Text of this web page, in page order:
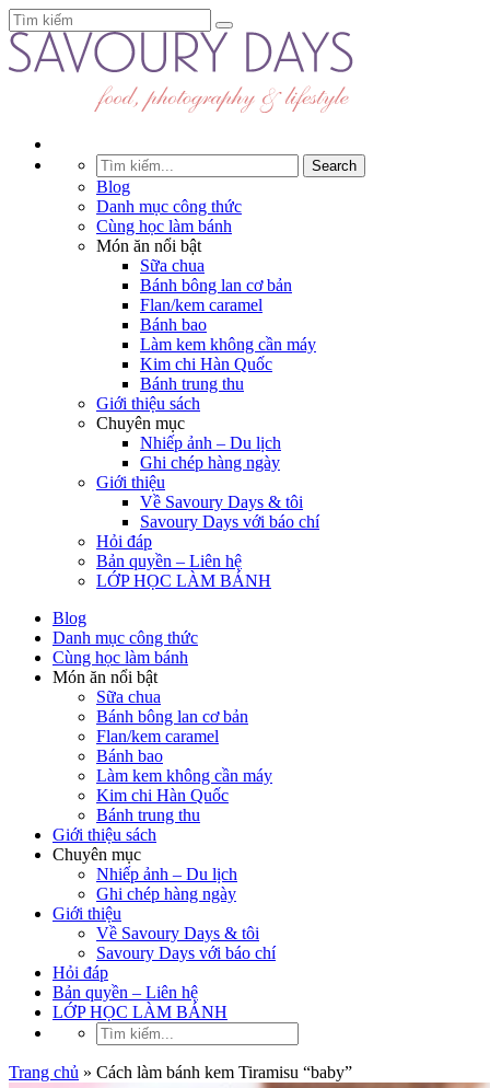
Blog
Danh mục công thức
Cùng học làm bánh
Món ăn nổi bật
Sữa chua
Bánh bông lan cơ bản
Flan/kem caramel
Bánh bao
Làm kem không cần máy
Kim chi Hàn Quốc
Bánh trung thu
Giới thiệu sách
Chuyên mục
Nhiếp ảnh – Du lịch
Ghi chép hàng ngày
Giới thiệu
Về Savoury Days & tôi
Savoury Days với báo chí
Hỏi đáp
Bản quyền – Liên hệ
LỚP HỌC LÀM BÁNH
Blog
Danh mục công thức
Cùng học làm bánh
Món ăn nổi bật
Sữa chua
Bánh bông lan cơ bản
Flan/kem caramel
Bánh bao
Làm kem không cần máy
Kim chi Hàn Quốc
Bánh trung thu
Giới thiệu sách
Chuyên mục
Nhiếp ảnh – Du lịch
Ghi chép hàng ngày
Giới thiệu
Về Savoury Days & tôi
Savoury Days với báo chí
Hỏi đáp
Bản quyền – Liên hệ
LỚP HỌC LÀM BÁNH
Trang chủ » Cách làm bánh kem Tiramisu “baby”